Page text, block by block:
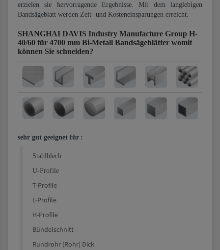
erzielen sie hervorragende Ergebnisse. Mit dem langlebigen
Bandsägeblatt werden Zeit- und Kosteneinsparungen erreicht.
SHANGHAI DAVIS Industry Manufacture Group H-
40/60 für 4700 mm Bi-Metall Bandsägeblätter womit
können Sie schneiden?
sehr gut geeignet für :
Stahlblech
U-Profile
T-Profile
L-Profile
H-Profile
Bündelschnitt
Rundrohr (Rohr) Dick